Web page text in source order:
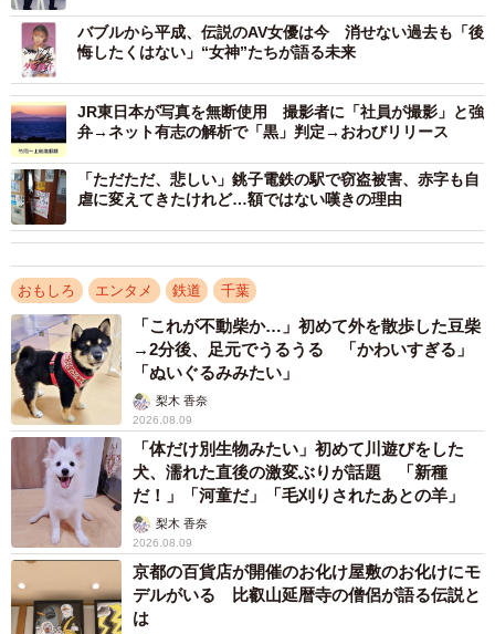
と圓福寺の平幡照正住職ら9人。誰しも泣くとメークは落ち
るわ、鼻水は出るわ、頑張って取り繕っても素が出てしま
う場面だけに、審査にあたっては「涙は内面を映す鏡。い
わゆる“外見の美しさ”だけではない魅力がカギになる」（寺
井さん）という。当日銚子電鉄の商品3900円以上を購入し
た人も投票権をもらえ、合計得点で選考する。
3/4
審査員を務めるグラビア写真の巨匠、山岸伸さん（提供）
グランプリ（1人）には「銚電感涙大使」の称号を授与。
ファイナリストには、山岸さんが銚子電鉄の電車や駅舎内
バブルから平成、伝説のAV女優は今 消せない過去も「後
悔したくはない」“女神”たちが語る未来
JR東日本が写真を無断使用 撮影者に「社員が撮影」と強
弁→ネット有志の解析で「黒」判定→おわびリリース
「ただただ、悲しい」銚子電鉄の駅で窃盗被害、赤字も自
虐に変えてきたけれど…額ではない嘆きの理由
おもしろ エンタメ 鉄道 千葉
「これが不動柴か…」初めて外を散歩した豆柴
→2分後、足元でうるうる 「かわいすぎる」
「ぬいぐるみみたい」
梨木 香奈
2026.08.09
「体だけ別生物みたい」初めて川遊びをした
犬、濡れた直後の激変ぶりが話題 「新種
だ！」「河童だ」「毛刈りされたあとの羊」
梨木 香奈
2026.08.09
京都の百貨店が開催のお化け屋敷のお化けにモ
デルがいる 比叡山延暦寺の僧侶が語る伝説と
は